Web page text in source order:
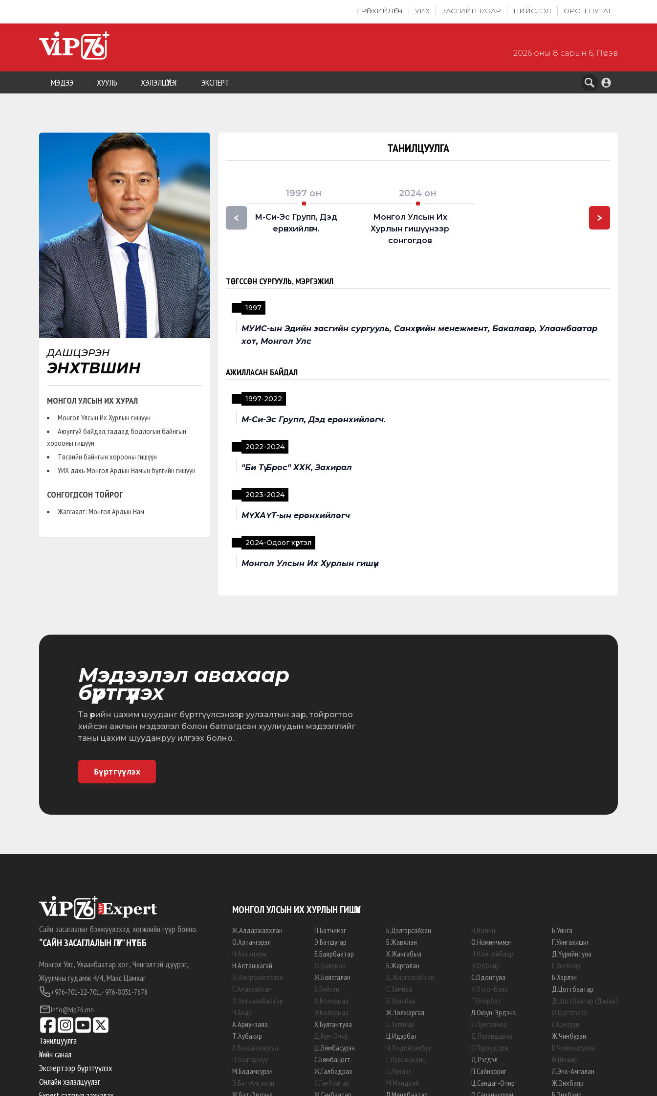
ЕРӨНХИЙЛӨГЧ УИХ ЗАСГИЙН ГАЗАР НИЙСЛЭЛ ОРОН НУТАГ
2026 оны 8 сарын 6, Пүрэв
МЭДЭЭ ХУУЛЬ ХЭЛЭЛЦҮҮЛЭГ ЭКСПЕРТ
ДАШЦЭРЭН
ЭНХТҮВШИН
МОНГОЛ УЛСЫН ИХ ХУРАЛ
Монгол Улсын Их Хурлын гишүүн
Аюулгүй байдал, гадаад бодлогын байнгын
хорооны гишүүн
Төсвийн байнгын хорооны гишүүн
УИХ дахь Монгол Ардын Намын бүлгийн гишүүн
СОНГОГДСОН ТОЙРОГ
Жагсаалт: Монгол Ардын Нам
ТАНИЛЦУУЛГА
<
1997 он
М-Си-Эс Групп, Дэд
ерөнхийлөгч.
2024 он
Монгол Улсын Их
Хурлын гишүүнээр
сонгогдов
>
ТӨГССӨН СУРГУУЛЬ, МЭРГЭЖИЛ
1997
МУИС-ын Эдийн засгийн сургууль, Санхүүгийн менежмент, Бакалавр, Улаанбаатар
хот, Монгол Улс
АЖИЛЛАСАН БАЙДАЛ
1997-2022
М-Си-Эс Групп, Дэд ерөнхийлөгч.
2022-2024
"Би Тү Брос" ХХК, Захирал
2023-2024
МҮХАҮТ-ын ерөнхийлөгч
2024-Одоог хүртэл
Монгол Улсын Их Хурлын гишүүн
Мэдээлэл авахаар
бүртгүүлэх
Та өөрийн цахим шууданг бүртгүүлсэнээр уулзалтын зар, тойрогтоо
хийсэн ажлын мэдээлэл болон батлагдсан хуулиудын мэдээллийг
таны цахим шууданруу илгээх болно.
Бүртгүүлэх
Сайн засаглалыг бэхжүүлэхэд хөгжлийн гүүр болно.
“САЙН ЗАСАГЛАЛЫН ГҮҮР” НҮТББ
Монгол Улс, Улаанбаатар хот, Чингэлтэй дүүрэг,
Жуулчны гудамж 4/4, Макс Цамхаг
+976-701-22-701,+976-8031-7678
info@vip76.mn
Танилцуулга
Үнийн санал
Экспертээр бүртгүүлэх
Онлайн хэлэлцүүлэг
МОНГОЛ УЛСЫН ИХ ХУРЛЫН ГИШҮҮН
Ж.Алдаржавхлан
О.Алтангэрэл
Н.Алтанхуяг
Н.Алтаншагай
Д.Амарбаясгалан
С.Амарсайхан
О.Амгаланбаатар
Ч.Анар
А.Ариунзаяа
Т.Аубакир
Х.Баасанжаргал
Ц.Баатархүү
М.Бадамсүрэн
Э.Бат-Амгалан
П.Батчимэг
Э.Батшугар
Б.Баярбаатар
Ж.Баярмаа
Ж.Баясгалан
Б.Бейсен
Х.Болормаа
Э.Болормаа
Х.Булгантуяа
Д.Бум-Очир
Ш.Бямбасүрэн
С.Бямбацогт
Ж.Галбадрах
С.Ганбаатар
Б.Дэлгэрсайхан
Б.Жавхлан
Х.Жангабыл
Б.Жаргалан
Д.Жаргалсайхан
С.Замира
Б.Заяабал
Ж.Золжаргал
С.Зулпхар
Ц.Идэрбат
Ч.Лодойсамбуу
Г.Лувсанжамц
С.Лүндэг
М.Мандхай
Ч.Номин
О.Номинчимэг
Н.Номтойбаяр
Э.Одбаяр
С.Одонтуяа
У.Отгонбаяр
Г.Очирбат
Л.Оюун-Эрдэнэ
Б.Пунсалмаа
Д.Пүрэвдаваа
Б.Пүрэвдорж
Д.Рэгдэл
П.Сайнзориг
Ц.Сандаг-Очир
Б.Уянга
Г.Уянгахишиг
Д.Үүрийнтуяа
Г.Хосбаяр
Б.Хэрлэн
Д.Цогтбаатар
Д.Цогтбаатар (Даваа)
О.Цогтгэрэл
С.Цэнгүүн
Ж.Чинбүрэн
Б.Чойжилсүрэн
Ө.Шижир
Л.Энх-Амгалан
Ж.Энхбаяр